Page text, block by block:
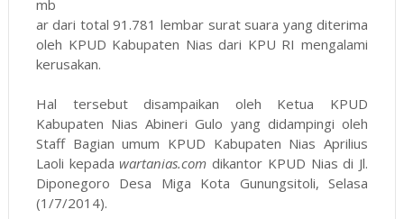
mb
ar dari total 91.781 lembar surat suara yang diterima
oleh KPUD Kabupaten Nias dari KPU RI mengalami
kerusakan.
Hal tersebut disampaikan oleh Ketua KPUD
Kabupaten Nias Abineri Gulo yang didampingi oleh
Staff Bagian umum KPUD Kabupaten Nias Aprilius
Laoli kepada wartanias.comdikantor KPUD Nias di Jl.
Diponegoro Desa Miga Kota Gunungsitoli, Selasa
(1/7/2014).